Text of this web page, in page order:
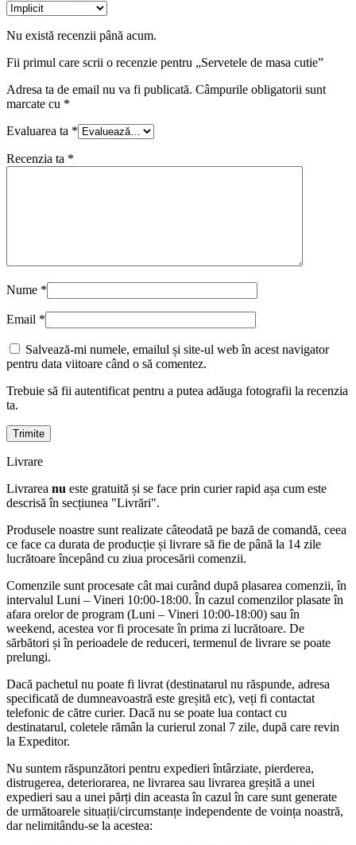
Nu există recenzii până acum.
Fii primul care scrii o recenzie pentru „Servetele de masa cutie”
Adresa ta de email nu va fi publicată. Câmpurile obligatorii sunt
marcate cu *
Evaluarea ta *
Recenzia ta *
Nume *
Email *
Salvează-mi numele, emailul și site-ul web în acest navigator
pentru data viitoare când o să comentez.
Trebuie să fii autentificat pentru a putea adăuga fotografii la recenzia
ta.
Livrare
Livrarea nu este gratuită și se face prin curier rapid așa cum este
descrisă în secțiunea "Livrări".
Produsele noastre sunt realizate câteodată pe bază de comandă, ceea
ce face ca durata de producție și livrare să fie de până la 14 zile
lucrătoare începând cu ziua procesării comenzii.
Comenzile sunt procesate cât mai curând după plasarea comenzii, în
intervalul Luni – Vineri 10:00-18:00. În cazul comenzilor plasate în
afara orelor de program (Luni – Vineri 10:00-18:00) sau în
weekend, acestea vor fi procesate în prima zi lucrătoare. De
sărbători și în perioadele de reduceri, termenul de livrare se poate
prelungi.
Dacă pachetul nu poate fi livrat (destinatarul nu răspunde, adresa
specificată de dumneavoastră este greșită etc), veți fi contactat
telefonic de către curier. Dacă nu se poate lua contact cu
destinatarul, coletele rămân la curierul zonal 7 zile, după care revin
la Expeditor.
Nu suntem răspunzători pentru expedieri întârziate, pierderea,
distrugerea, deteriorarea, ne livrarea sau livrarea greșită a unei
expedieri sau a unei părți din aceasta în cazul în care sunt generate
de următoarele situații/circumstanțe independente de voința noastră,
dar nelimitându-se la acestea: